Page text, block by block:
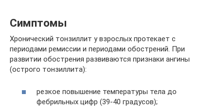
Симптомы
Хронический тонзиллит у взрослых протекает с
периодами ремиссии и периодами обострений. При
развитии обострения развиваются признаки ангины
(острого тонзиллита):
резкое повышение температуры тела до
фебрильных цифр (39-40 градусов);